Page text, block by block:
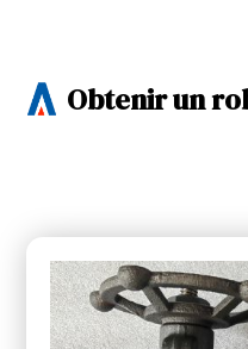
Obtenir un